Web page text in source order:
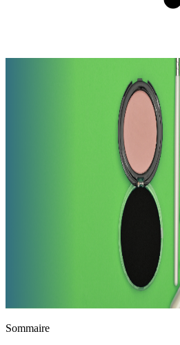
Sommaire